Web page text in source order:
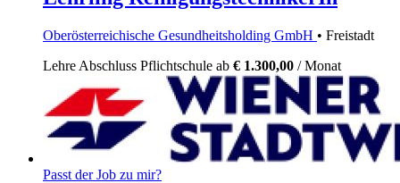
Oberösterreichische Gesundheitsholding GmbH • Freistadt
Lehre Abschluss Pflichtschule ab € 1.300,00 / Monat
Passt der Job zu mir?